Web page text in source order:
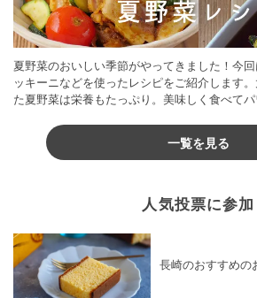
夏野菜のおいしい季節がやってきました！今
ッキーニなどを使ったレシピをご紹介します
た夏野菜は栄養もたっぷり。美味しく食べて
一覧を見る
人気投票に参加
長崎のおすすめの